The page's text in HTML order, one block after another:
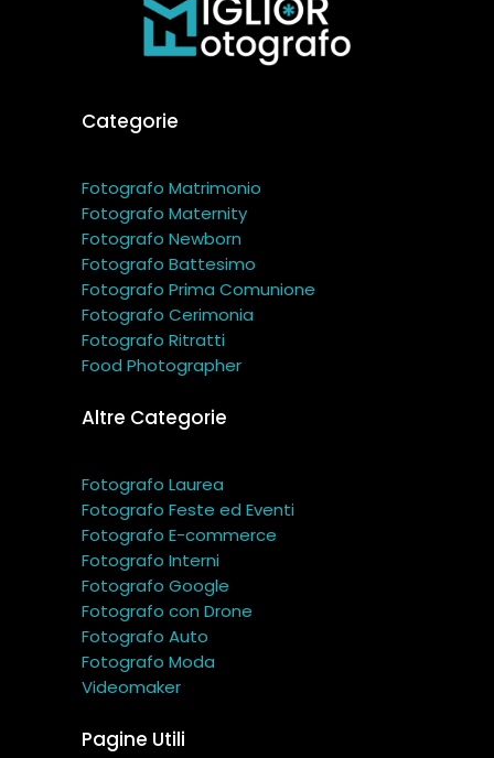
Categorie
Fotografo Matrimonio
Fotografo Maternity
Fotografo Newborn
Fotografo Battesimo
Fotografo Prima Comunione
Fotografo Cerimonia
Fotografo Ritratti
Food Photographer
Altre Categorie
Fotografo Laurea
Fotografo Feste ed Eventi
Fotografo E-commerce
Fotografo Interni
Fotografo Google
Fotografo con Drone
Fotografo Auto
Fotografo Moda
Videomaker
Pagine Utili